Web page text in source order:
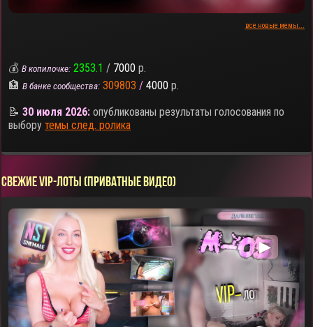
все новые мемы...
💰В копилочке: 2353.1 / 7000 р.
🏦В банке сообщества: 309803 / 4000 р.
📝30 июля 2026: опубликованы результаты голосования по
выборутемы след. ролика
СВЕЖИЕ VIP-ЛОТЫ (ПРИВАТНЫЕ ВИДЕО)
▶